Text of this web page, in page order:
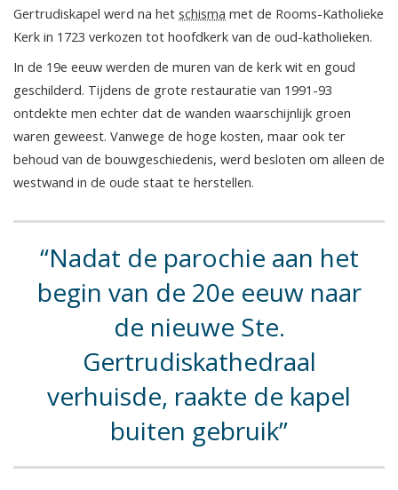
Gertrudiskapel werd na het schisma met de Rooms-Katholieke
Kerk in 1723 verkozen tot hoofdkerk van de oud-katholieken.
In de 19e eeuw werden de muren van de kerk wit en goud
geschilderd. Tijdens de grote restauratie van 1991-93
ontdekte men echter dat de wanden waarschijnlijk groen
waren geweest. Vanwege de hoge kosten, maar ook ter
behoud van de bouwgeschiedenis, werd besloten om alleen de
westwand in de oude staat te herstellen.
Nadat de parochie aan het
begin van de 20e eeuw naar
de nieuwe Ste.
Gertrudiskathedraal
verhuisde, raakte de kapel
buiten gebruik